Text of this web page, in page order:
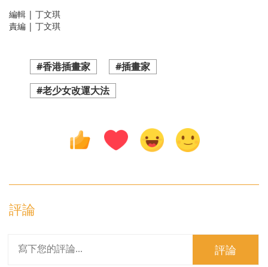
編輯 | 丁文琪
責編 | 丁文琪
#香港插畫家
#插畫家
#老少女改運大法
評論
評論